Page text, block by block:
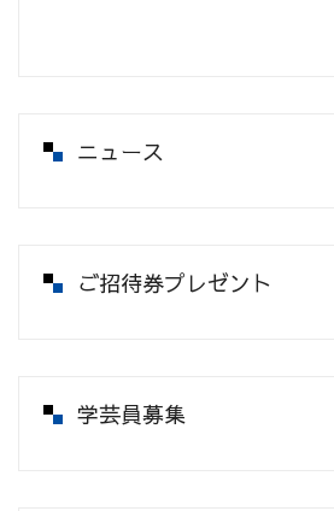
ニュース
ご招待券プレゼント
学芸員募集